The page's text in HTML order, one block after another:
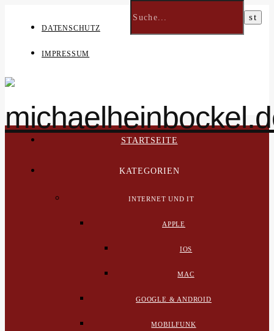
DATENSCHUTZ
IMPRESSUM
STARTSEITE
KATEGORIEN
INTERNET UND IT
APPLE
IOS
MAC
GOOGLE & ANDROID
MOBILFUNK